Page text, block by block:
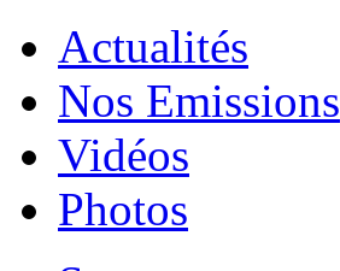
Actualités
Nos Emissions
Vidéos
Photos